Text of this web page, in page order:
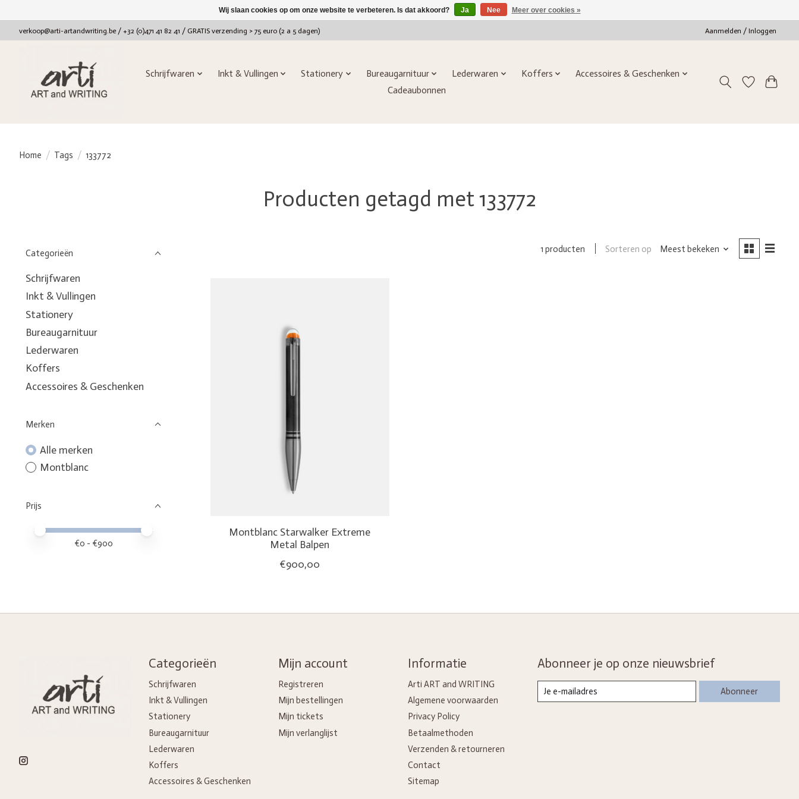
verkoop@arti-artandwriting.be/ +32 (0)471 41 82 41 / GRATIS verzending > 75 euro (2 a 5 dagen) Aanmelden / Inloggen
Schrijfwaren Inkt & Vullingen Stationery Bureaugarnituur Lederwaren Koffers
Accessoires & Geschenken
Cadeaubonnen
Home / Tags / 133772
Producten getagd met 133772
Categorieën
Schrijfwaren
Inkt & Vullingen
Stationery
Bureaugarnituur
Lederwaren
Koffers
Accessoires & Geschenken
Merken
Alle merken
Montblanc
Prijs
Minimale prijswaarde
Price maximum value
€0 - €900
1 producten Sorteren op Meest bekeken
Montblanc Starwalker Extreme
Metal Balpen
€900,00
Categorieën
Schrijfwaren
Inkt & Vullingen
Stationery
Bureaugarnituur
Lederwaren
Koffers
Accessoires & Geschenken
Mijn account
Registreren
Mijn bestellingen
Mijn tickets
Mijn verlanglijst
Informatie
Arti ART and WRITING
Algemene voorwaarden
Privacy Policy
Betaalmethoden
Verzenden & retourneren
Contact
Sitemap
Abonneer je op onze nieuwsbrief
Abonneer
Wij slaan cookies op om onze website te verbeteren. Is dat akkoord? Ja Nee Meer over cookies »